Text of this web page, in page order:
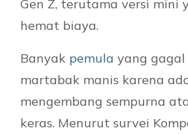
Gen Z, terutama versi mini
hemat biaya.
Banyak pemula yang
martabak manis karena
mengembang sempurna
keras. Menurut survei